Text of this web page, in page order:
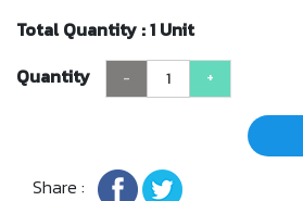
Total Quantity : 1 Unit
Quantity
- +
Share :